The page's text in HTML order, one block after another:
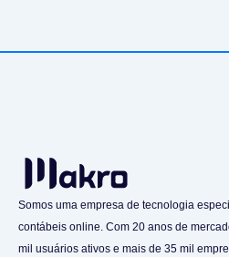
Somos uma empresa de tecnologia
contábeis online. Com 20 anos de
mil usuários ativos e mais de 35 mil